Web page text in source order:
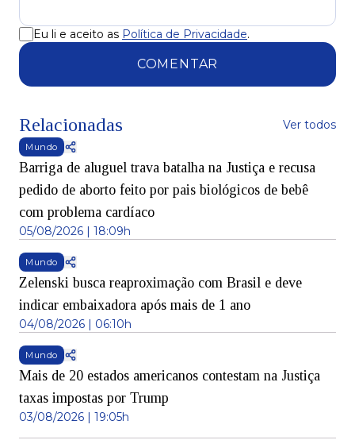
Eu li e aceito as Política de Privacidade.
COMENTAR
Relacionadas Ver todos
Mundo
Barriga de aluguel trava batalha na Justiça e recusa
pedido de aborto feito por pais biológicos de bebê
com problema cardíaco
05/08/2026 | 18:09h
Mundo
Zelenski busca reaproximação com Brasil e deve
indicar embaixadora após mais de 1 ano
04/08/2026 | 06:10h
Mundo
Mais de 20 estados americanos contestam na Justiça
taxas impostas por Trump
03/08/2026 | 19:05h